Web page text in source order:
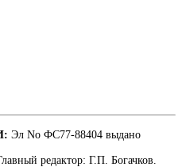
Эл No ФС77-88404 выдано
редактор: Г.П. Богачков.